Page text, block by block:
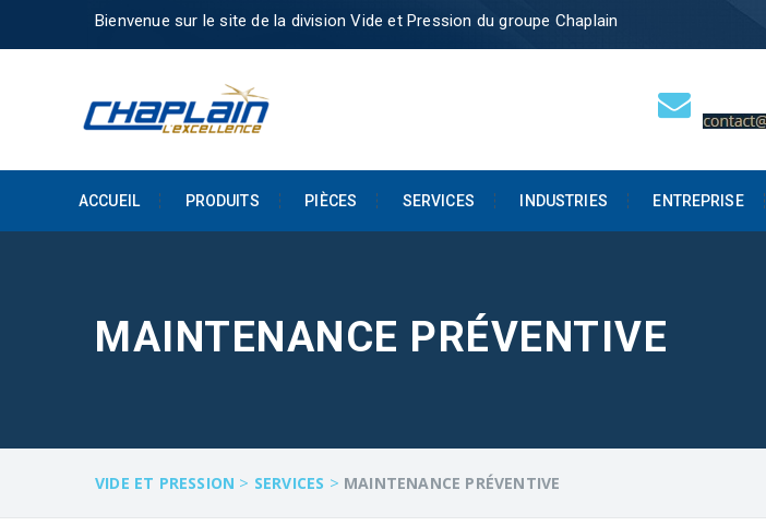
Bienvenue sur le site de la division Vide et Pression du groupe Chaplain
ACCUEIL PRODUITS PIÈCES SERVICES INDUSTRIES ENTREPRISE
MAINTENANCE PRÉVENTIVE
VIDE ET PRESSION > SERVICES > MAINTENANCE PRÉVENTIVE